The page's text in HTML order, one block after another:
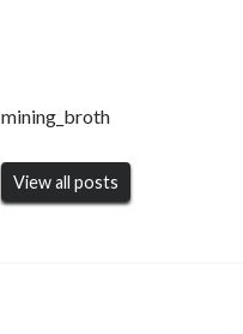
mining_broth
View all posts